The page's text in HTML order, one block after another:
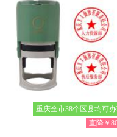
重庆全市38个区县均可
直降￥